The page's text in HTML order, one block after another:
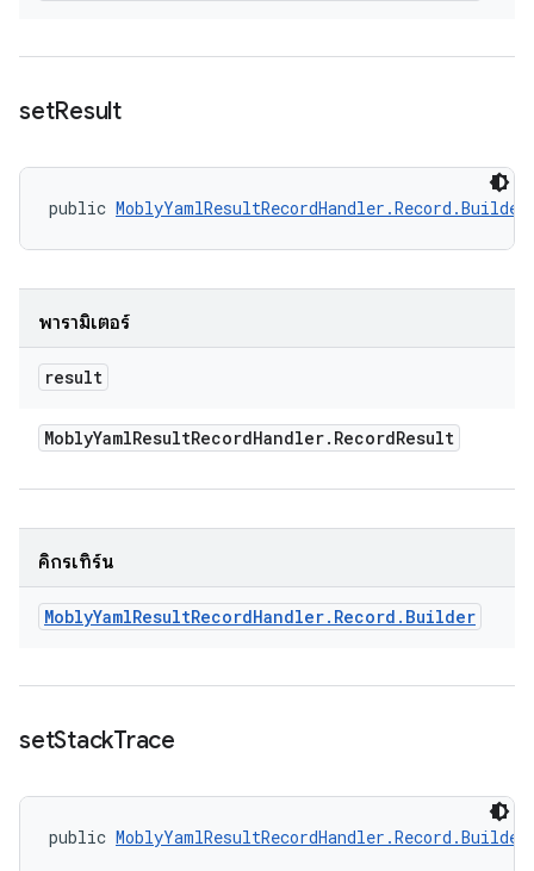
setResult
public MoblyYamlResultRecordHandler.Record.Builder
พารามิเตอร์
result
MoblyYamlResultRecordHandler. RecordResult
คิกรีเทิร์น
MoblyYamlResultRecordHandler. Record . Builder
setStackTrace
public MoblyYamlResultRecordHandler.Record.Builder